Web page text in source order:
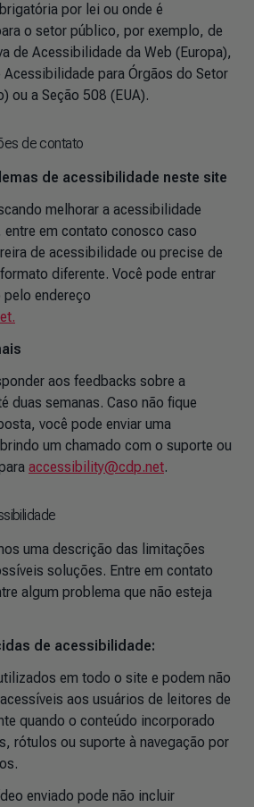
por lei ou onde é
o setor público, por exemplo, de
de Acessibilidade da Web (Europa),
para Órgãos do Setor
ou a Seção 508 (EUA).
de contato
de acessibilidade neste site
melhorar a acessibilidade
em contato conosco caso
de acessibilidade ou precise de
diferente. Você pode entrar
endereço
aos feedbacks sobre a
duas semanas. Caso não fique
você pode enviar uma
um chamado com o suporte ou
accessibility@cdp.net.
uma descrição das limitações
soluções. Entre em contato
algum problema que não esteja
de acessibilidade:
em todo o site e podem não
aos usuários de leitores de
quando o conteúdo incorporado
rótulos ou suporte à navegação por
enviado pode não incluir